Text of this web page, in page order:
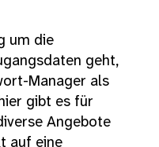
um die
geht,
Manager als
gibt es für
Angebote
auf eine